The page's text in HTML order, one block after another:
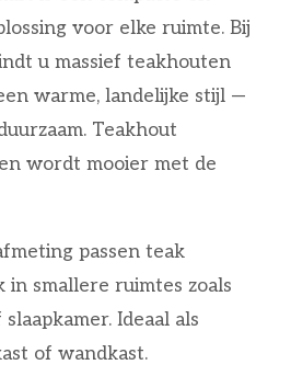
voor elke ruimte. Bij
u massief teakhouten
warme, landelijke stijl —
Teakhout
wordt mooier met de
passen teak
in smallere ruimtes zoals
Ideaal als
of wandkast.